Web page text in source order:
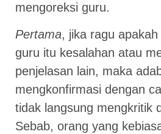
mengoreksi guru.
Pertama, jika ragu
guru itu kesalahan atau
penjelasan lain, maka
mengkonfirmasi dengan
tidak langsung mengkritik
Sebab, orang yang